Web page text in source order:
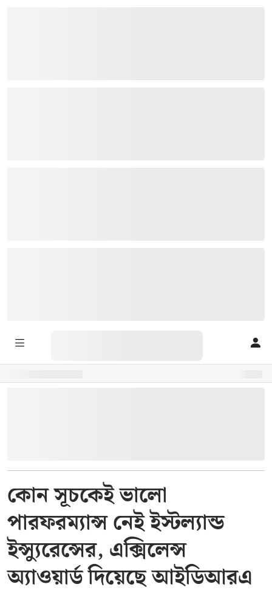
কোন সূচকেই ভালো
পারফরম্যান্স নেই ইস্টল্যান্ড
ইন্স্যুরেন্সের, এক্সিলেন্স
অ্যাওয়ার্ড দিয়েছে আইডিআরএ